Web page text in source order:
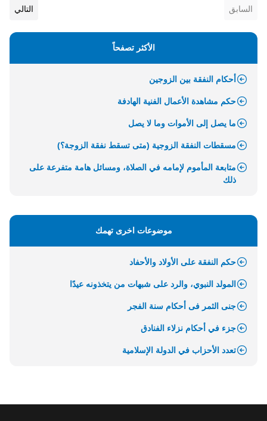
السابق التالي
الأكثر تصفحاً
أحكام النفقة بين الزوجين
حكم مشاهدة الأعمال الفنية الهادفة
ما يصل إلى الأموات وما لا يصل
مسقطات النفقة الزوجية (متى تسقط نفقة الزوجة؟)
متابعة المأموم لإمامه في الصلاة، ومسائل هامة متفرعة على
ذلك
موضوعات اخرى تهمك
حكم النفقة على الأولاد والأحفاد
المولد النبوي، والرد على شبهات من يتخذونه عيدًا
جنى الثمر فى أحكام سنة الفجر
جزء في أحكام نزلاء الفنادق
تعدد الأحزاب في الدولة الإسلامية